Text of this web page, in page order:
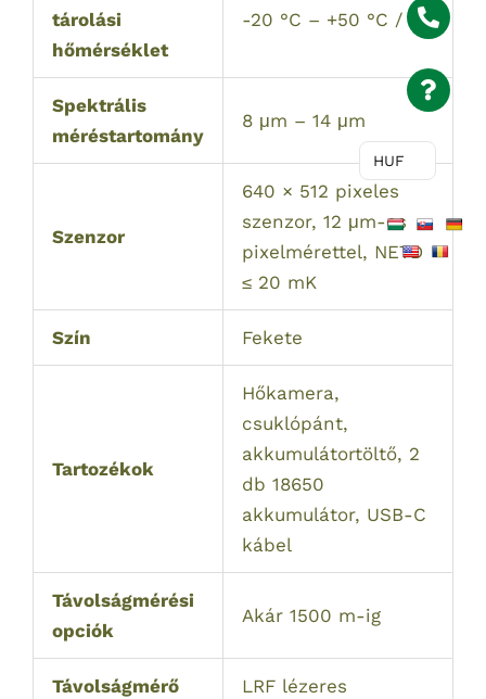
tárolási
hőmérséklet
-20 °C – +50 °C / –
Spektrális
méréstartomány
8 μm – 14 μm
Szenzor
640 × 512 pixeles
szenzor, 12 μm-es
pixelmérettel, NETD
≤ 20 mK
Szín Fekete
Tartozékok
Hőkamera,
csuklópánt,
akkumulátortöltő, 2
db 18650
akkumulátor, USB-C
kábel
Távolságmérési
opciók
Akár 1500 m-ig
Távolságmérő LRF lézeres
HUF